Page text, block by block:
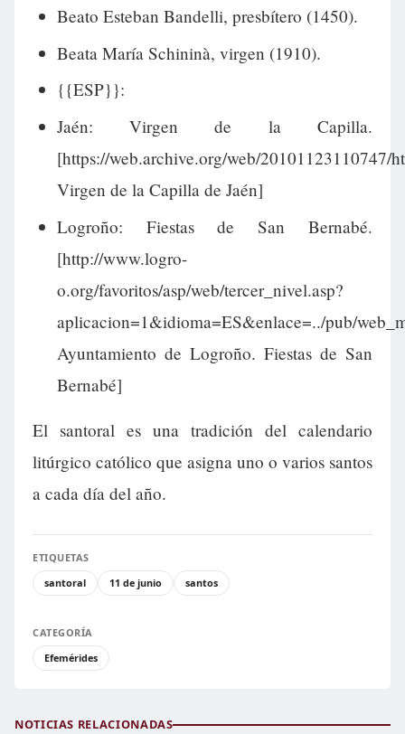
Beato Esteban Bandelli, presbítero (1450).
Beata María Schininà, virgen (1910).
{{ESP}}:
Jaén: Virgen de la Capilla.
[https://web.archive.org/web/20101123110747/
Virgen de la Capilla de Jaén]
Logroño: Fiestas de San Bernabé.
[http://www.logro-
o.org/favoritos/asp/web/tercer_nivel.asp?
aplicacion=1&idioma=ES&enlace=../pub/
Ayuntamiento de Logroño. Fiestas de San
Bernabé]
El santoral es una tradición del calendario
litúrgico católico que asigna uno o varios santos
a cada día del año.
ETIQUETAS
santoral
11 de junio santos
CATEGORÍA
Efemérides
NOTICIAS RELACIONADAS